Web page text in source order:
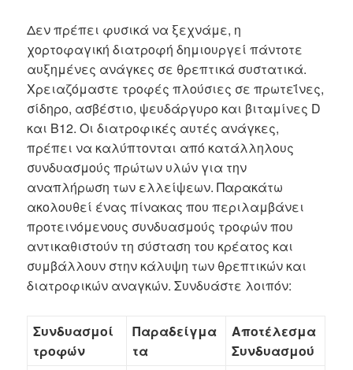
Δεν πρέπει φυσικά να ξεχνάμε, η
χορτοφαγική διατροφή δημιουργεί πάντοτε
αυξημένες ανάγκες σε θρεπτικά συστατικά.
Χρειαζόμαστε τροφές πλούσιες σε πρωτεΐνες,
σίδηρο, ασβέστιο, ψευδάργυρο και βιταμίνες D
και Β12. Οι διατροφικές αυτές ανάγκες,
πρέπει να καλύπτονται από κατάλληλους
συνδυασμούς πρώτων υλών για την
αναπλήρωση των ελλείψεων. Παρακάτω
ακολουθεί ένας πίνακας που περιλαμβάνει
προτεινόμενους συνδυασμούς τροφών που
αντικαθιστούν τη σύσταση του κρέατος και
συμβάλλουν στην κάλυψη των θρεπτικών και
διατροφικών αναγκών. Συνδυάστε λοιπόν:
Συνδυασμοί
τροφών
Παραδείγμα
τα
Αποτέλεσμα
Συνδυασμού